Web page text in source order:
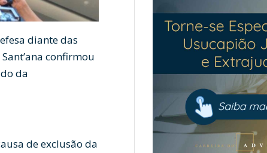
diante das
confirmou
da
de exclusão da